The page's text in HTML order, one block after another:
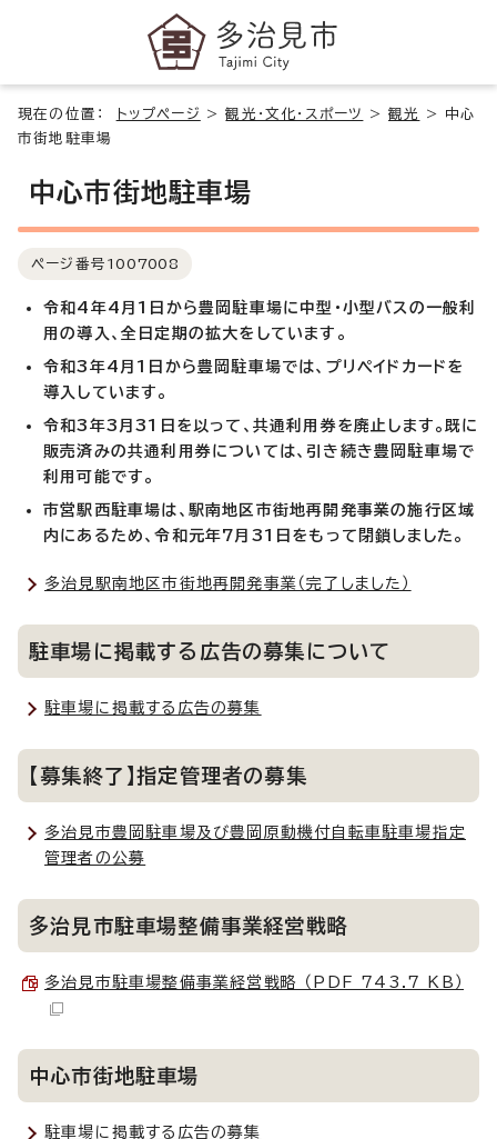
現在の位置： トップページ >観光・文化・スポーツ >観光 > 中心
市街地駐車場
中心市街地駐車場
ページ番号 1007008
令和4年4月1日から豊岡駐車場に中型・小型バスの一般利
用の導入、全日定期の拡大をしています。
令和3年4月1日から豊岡駐車場では、プリペイドカードを
導入しています。
令和3年3月31日を以って、共通利用券を廃止します。既に
販売済みの共通利用券については、引き続き豊岡駐車場で
利用可能です。
市営駅西駐車場は、駅南地区市街地再開発事業の施行区域
内にあるため、令和元年7月31日をもって閉鎖しました。
多治見駅南地区市街地再開発事業（完了しました）
駐車場に掲載する広告の募集について
駐車場に掲載する広告の募集
【募集終了】指定管理者の募集
多治見市豊岡駐車場及び豊岡原動機付自転車駐車場指定
管理者の公募
多治見市駐車場整備事業経営戦略
多治見市駐車場整備事業経営戦略 （PDF 743.7 KB）
中心市街地駐車場
駐車場に掲載する広告の募集